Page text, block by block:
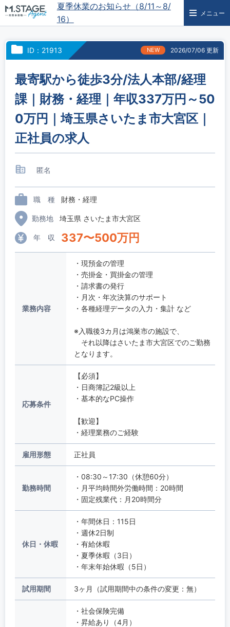
夏季休業のお知らせ（8/11～8/
16）
メニュー
ID：21913 NEW 2026/07/06 更新
最寄駅から徒歩3分/法人本部/経理
課｜財務・経理｜年収337万円～50
0万円｜埼玉県さいたま市大宮区｜
正社員の求人
匿名
職 種 財務・経理
勤務地 埼玉県 さいたま市大宮区
年 収 337〜500万円
業務内容
・現預金の管理
・売掛金・買掛金の管理
・請求書の発行
・月次・年次決算のサポート
・各種経理データの入力・集計 など
※入職後3カ月は鴻巣市の施設で、
それ以降はさいたま市大宮区でのご勤務
となります。
応募条件
【必須】
・日商簿記2級以上
・基本的なPC操作
【歓迎】
・経理業務のご経験
雇用形態 正社員
勤務時間
・08:30～17:30（休憩60分）
・月平均時間外労働時間：20時間
・固定残業代：月20時間分
休日・休暇
・年間休日：115日
・週休2日制
・有給休暇
・夏季休暇（3日）
・年末年始休暇（5日）
試用期間 3ヶ月（試用期間中の条件の変更：無）
・社会保険完備
・昇給あり（4月）